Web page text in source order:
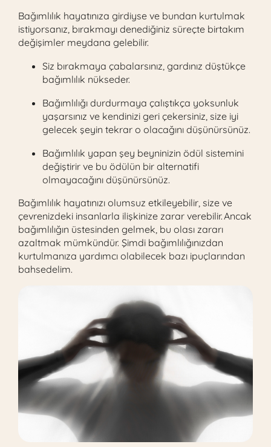
Bağımlılık hayatınıza girdiyse ve bundan kurtulmak
istiyorsanız, bırakmayı denediğiniz süreçte birtakım
değişimler meydana gelebilir.
Siz bırakmaya çabalarsınız, gardınız düştükçe
bağımlılık nükseder.
Bağımlılığı durdurmaya çalıştıkça yoksunluk
yaşarsınız ve kendinizi geri çekersiniz, size iyi
gelecek şeyin tekrar o olacağını düşünürsünüz.
Bağımlılık yapan şey beyninizin ödül sistemini
değiştirir ve bu ödülün bir alternatifi
olmayacağını düşünürsünüz.
Bağımlılık hayatınızı olumsuz etkileyebilir, size ve
çevrenizdeki insanlarla ilişkinize zarar verebilir. Ancak
bağımlılığın üstesinden gelmek, bu olası zararı
azaltmak mümkündür. Şimdi bağımlılığınızdan
kurtulmanıza yardımcı olabilecek bazı ipuçlarından
bahsedelim.